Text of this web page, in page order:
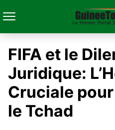
FIFA et le
Juridique:
Cruciale
le Tchad